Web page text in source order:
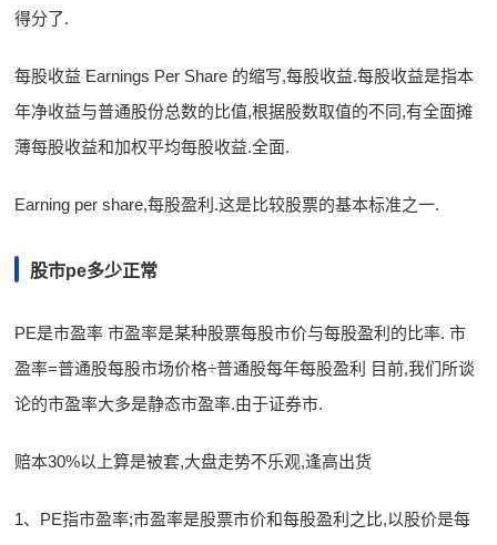
得分了.
每股收益 Earnings Per Share 的缩写,每股收益.每股收益是指本
年净收益与普通股份总数的比值,根据股数取值的不同,有全面摊
薄每股收益和加权平均每股收益.全面.
Earning per share,每股盈利.这是比较股票的基本标准之一.
股市pe多少正常
PE是市盈率 市盈率是某种股票每股市价与每股盈利的比率. 市
盈率=普通股每股市场价格÷普通股每年每股盈利 目前,我们所谈
论的市盈率大多是静态市盈率.由于证券市.
赔本30%以上算是被套,大盘走势不乐观,逢高出货
1、PE指市盈率;市盈率是股票市价和每股盈利之比,以股价是每